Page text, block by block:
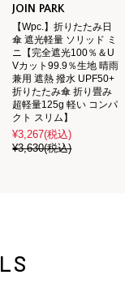
JOIN PARK
【Wpc.】折りたたみ日
傘 遮光軽量 ソリッド ミ
ニ【完全遮光100％＆U
Vカット99.9％生地 晴雨
兼用 遮熱 撥水 UPF50+
折りたたみ傘 折り畳み
超軽量125g 軽い コンパ
クト スリム】
¥3,267(税込)
¥3,630(税込)